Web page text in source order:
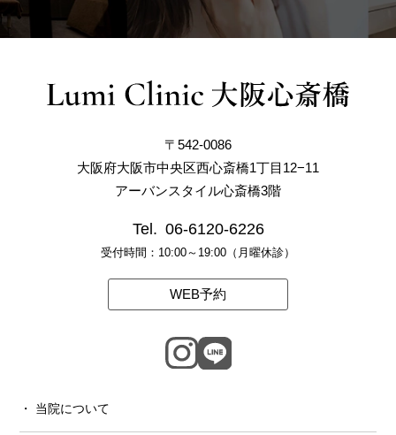
〒542-0086
大阪府大阪市中央区西心斎橋1丁目12−11
アーバンスタイル心斎橋3階
Tel. 06-6120-6226
受付時間：10:00～19:00（月曜休診）
WEB予約
当院について